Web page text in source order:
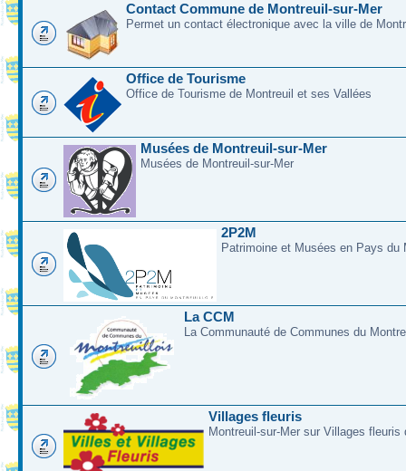
Contact Commune de Montreuil-sur-Mer
Permet un contact électronique avec la ville de
Office de Tourisme
Office de Tourisme de Montreuil et ses Vallées
Musées de Montreuil-sur-Mer
Musées de Montreuil-sur-Mer
2P2M
Patrimoine et Musées en Pays du
La CCM
La Communauté de Communes du
Villages fleuris
Montreuil-sur-Mer sur Villages fleuris